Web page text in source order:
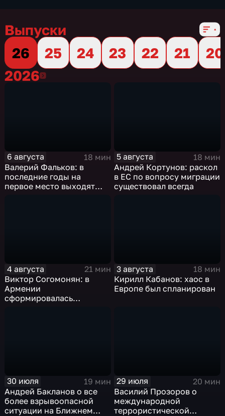
Выпуски
26
25 24 23 22 21
20
20262026
6 августа
18 мин
Валерий Фальков: в
последние годы на
первое место выходят
5 августа
18 мин
Андрей Кортунов: раскол
в ЕС по вопросу миграции
существовал всегда
4 августа
21 мин
Виктор Согомонян: в
Армении
сформировалась
3 августа
18 мин
Кирилл Кабанов: хаос в
Европе был спланирован
30 июля
19 мин
Андрей Бакланов о все
более взрывоопасной
ситуации на Ближнем
29 июля
20 мин
Василий Прозоров о
международной
террористической